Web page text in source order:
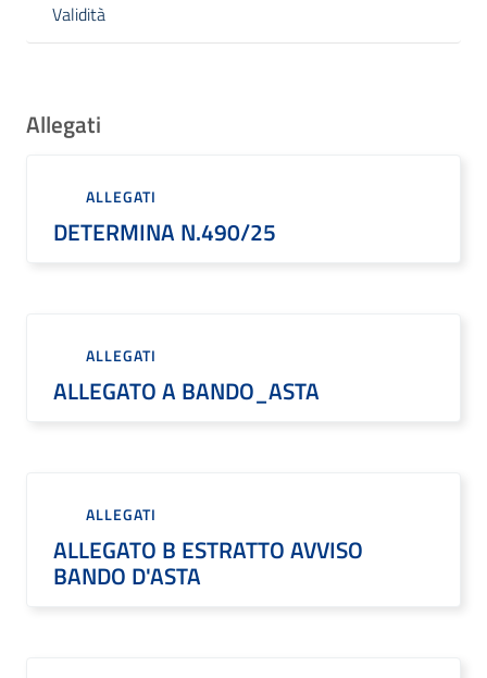
Validità
Allegati
ALLEGATI
DETERMINA N.490/25
ALLEGATI
ALLEGATO A BANDO_ASTA
ALLEGATI
ALLEGATO B ESTRATTO AVVISO
BANDO D'ASTA